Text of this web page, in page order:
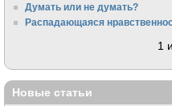
Думать или не думать?
Распадающаяся
1
Новые статьи